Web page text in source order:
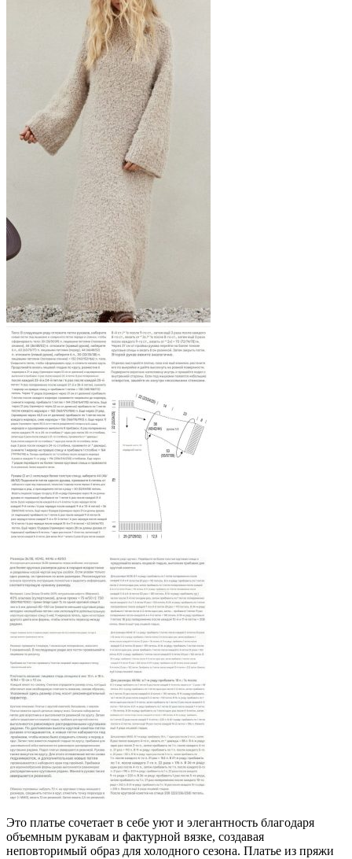
Это платье сочетает в себе уют и элегантность благодаря
объемным рукавам и фактурной вязке, создавая
неповторимый образ для холодного сезона. Платье из пряжи